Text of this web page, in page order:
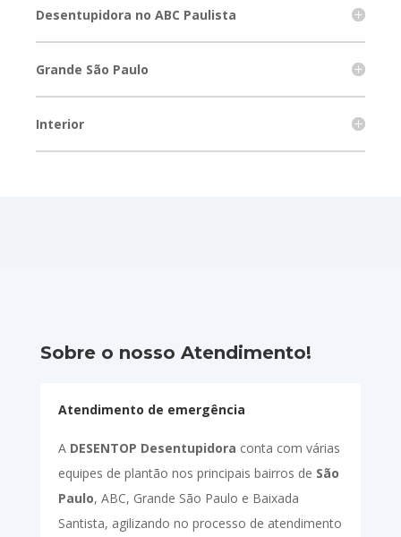
Desentupidora no ABC Paulista
Grande São Paulo
Interior
Sobre o nosso Atendimento!
Atendimento de emergência
A DESENTOP Desentupidora conta com várias
equipes de plantão nos principais bairros de São
Paulo, ABC, Grande São Paulo e Baixada
Santista, agilizando no processo de atendimento